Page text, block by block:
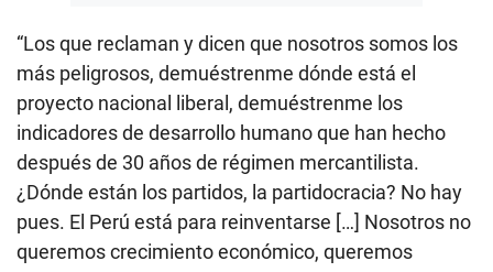
“Los que reclaman y dicen que nosotros somos los
más peligrosos, demuéstrenme dónde está el
proyecto nacional liberal, demuéstrenme los
indicadores de desarrollo humano que han hecho
después de 30 años de régimen mercantilista.
¿Dónde están los partidos, la partidocracia? No hay
pues. El Perú está para reinventarse […] Nosotros no
queremos crecimiento económico, queremos